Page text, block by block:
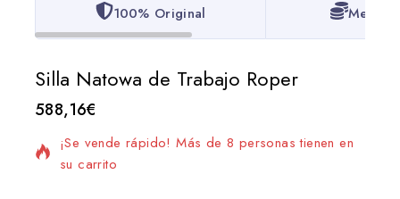
100% Original Mejor
Silla Natowa de Trabajo Roper
588,16€
18 productos vendidos en las últimas 9 horas
¡Se vende rápido! Más de 8 personas tienen en
su carrito